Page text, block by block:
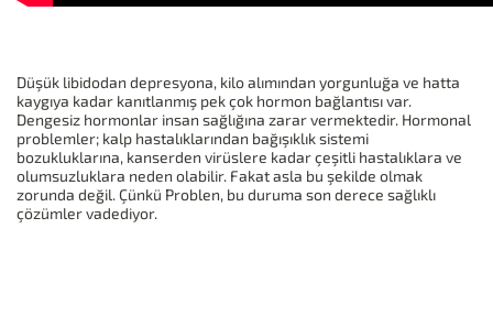
Düşük libidodan depresyona, kilo alımından yorgunluğa ve hatta
kaygıya kadar kanıtlanmış pek çok hormon bağlantısı var.
Dengesiz hormonlar insan sağlığına zarar vermektedir. Hormonal
problemler; kalp hastalıklarından bağışıklık sistemi
bozukluklarına, kanserden virüslere kadar çeşitli hastalıklara ve
olumsuzluklara neden olabilir. Fakat asla bu şekilde olmak
zorunda değil. Çünkü Problen, bu duruma son derece sağlıklı
çözümler vadediyor.